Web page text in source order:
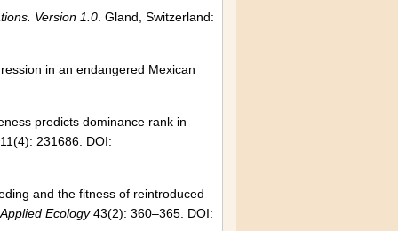
Version 1.0 . Gland, Switzerland:
in an endangered Mexican
predicts dominance rank in
11(4): 231686. DOI:
and the fitness of reintroduced
Ecology43(2): 360–365. DOI: